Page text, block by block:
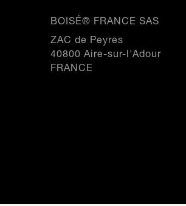
BOISÉ® FRANCE SAS
ZAC de Peyres
40800 Aire-sur-l'Adour
FRANCE